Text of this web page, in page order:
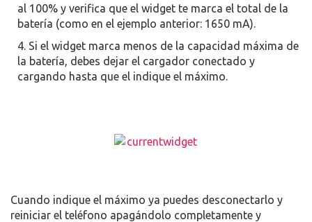
al 100% y verifica que el widget te marca el total de la
batería (como en el ejemplo anterior: 1650 mA).
Si el widget marca menos de la capacidad máxima de
la batería, debes dejar el cargador conectado y
cargando hasta que el indique el máximo.
Cuando indique el máximo ya puedes desconectarlo y
reiniciar el teléfono apagándolo completamente y